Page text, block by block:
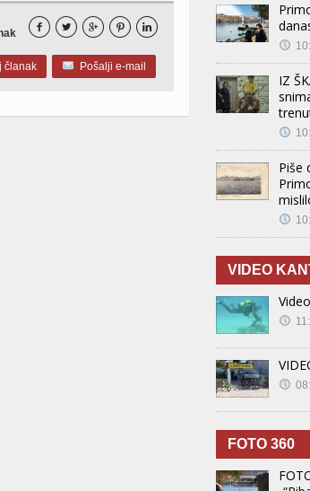
    
članak Pošalji e-mail
IZ
Piše
VIDEO
FOTO 360